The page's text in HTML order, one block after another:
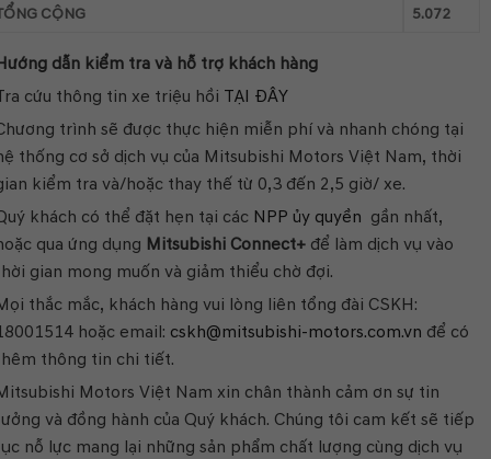
CỘNG 5.072
dẫn kiểm tra và hỗ trợ khách hàng
cứu thông tin xe triệu hồi TẠI ĐÂY
trình sẽ được thực hiện miễn phí và nhanh chóng tại
thống cơ sở dịch vụ của Mitsubishi Motors Việt Nam, thời
kiểm tra và/hoặc thay thế từ 0,3 đến 2,5 giờ/ xe.
khách có thể đặt hẹn tại các NPP ủy quyền gần nhất,
qua ứng dụng Mitsubishi Connect+ để làm dịch vụ vào
gian mong muốn và giảm thiểu chờ đợi.
thắc mắc, khách hàng vui lòng liên tổng đài CSKH:
hoặc email: cskh@mitsubishi-motors.com.vn để có
thông tin chi tiết.
Motors Việt Nam xin chân thành cảm ơn sự tin
và đồng hành của Quý khách. Chúng tôi cam kết sẽ tiếp
nỗ lực mang lại những sản phẩm chất lượng cùng dịch vụ